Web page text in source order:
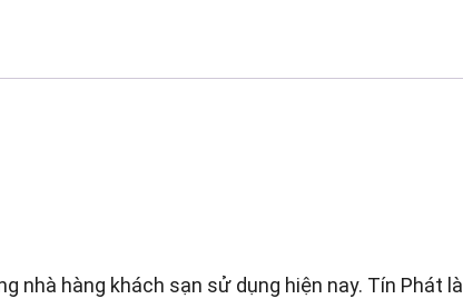
nhà hàng khách sạn sử dụng hiện nay. Tín Phát là